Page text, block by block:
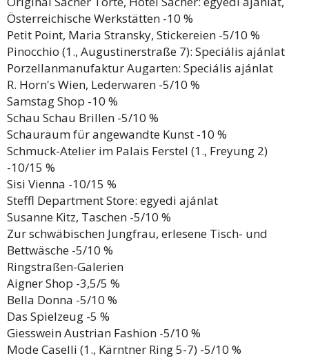
Österreichische Werkstätten -10 %
Petit Point, Maria Stransky, Stickereien -5/10 %
Pinocchio (1., Augustinerstraße 7): Speciális ajánlat
Porzellanmanufaktur Augarten: Speciális ajánlat
R. Horn's Wien, Lederwaren -5/10 %
Samstag Shop -10 %
Schau Schau Brillen -5/10 %
Schauraum für angewandte Kunst -10 %
Schmuck-Atelier im Palais Ferstel (1., Freyung 2)
-10/15 %
Sisi Vienna -10/15 %
Steffl Department Store: egyedi ajánlat
Susanne Kitz, Taschen -5/10 %
Zur schwäbischen Jungfrau, erlesene Tisch- und
Bettwäsche -5/10 %
Ringstraßen-Galerien
Aigner Shop -3,5/5 %
Bella Donna -5/10 %
Das Spielzeug -5 %
Giesswein Austrian Fashion -5/10 %
Mode Caselli (1., Kärntner Ring 5-7) -5/10 %